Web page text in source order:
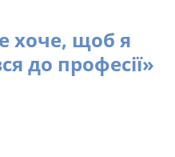
хоче, щоб я
до професії»